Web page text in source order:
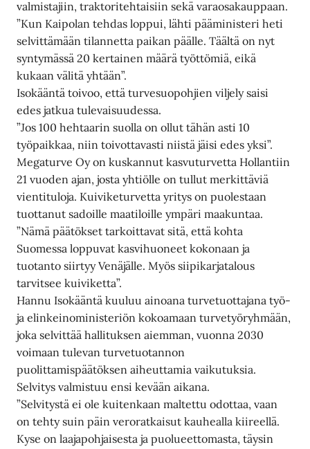
valmistajiin, traktoritehtaisiin sekä varaosakauppaan.
”Kun Kaipolan tehdas loppui, lähti pääministeri heti
selvittämään tilannetta paikan päälle. Täältä on nyt
syntymässä 20 kertainen määrä työttömiä, eikä
kukaan välitä yhtään”.
Isokääntä toivoo, että turvesuopohjien viljely saisi
edes jatkua tulevaisuudessa.
”Jos 100 hehtaarin suolla on ollut tähän asti 10
työpaikkaa, niin toivottavasti niistä jäisi edes yksi”.
Megaturve Oy on kuskannut kasvuturvetta Hollantiin
21 vuoden ajan, josta yhtiölle on tullut merkittäviä
vientituloja. Kuiviketurvetta yritys on puolestaan
tuottanut sadoille maatiloille ympäri maakuntaa.
”Nämä päätökset tarkoittavat sitä, että kohta
Suomessa loppuvat kasvihuoneet kokonaan ja
tuotanto siirtyy Venäjälle. Myös siipikarjatalous
tarvitsee kuiviketta”.
Hannu Isokääntä kuuluu ainoana turvetuottajana työ-
ja elinkeinoministeriön kokoamaan turvetyöryhmään,
joka selvittää hallituksen aiemman, vuonna 2030
voimaan tulevan turvetuotannon
puolittamispäätöksen aiheuttamia vaikutuksia.
Selvitys valmistuu ensi kevään aikana.
”Selvitystä ei ole kuitenkaan maltettu odottaa, vaan
on tehty suin päin veroratkaisut kauhealla kiireellä.
Kyse on laajapohjaisesta ja puolueettomasta, täysin